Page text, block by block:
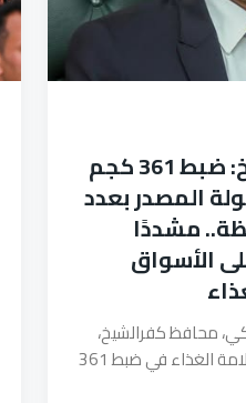
محافظ كفرالشيخ: ضبط 361 كجم
المصدر بعدد
مشددًا
الأسواق
محافظ كفرالشيخ،
جهود الهيئة القومية لسلامة الغذاء في ضبط 361